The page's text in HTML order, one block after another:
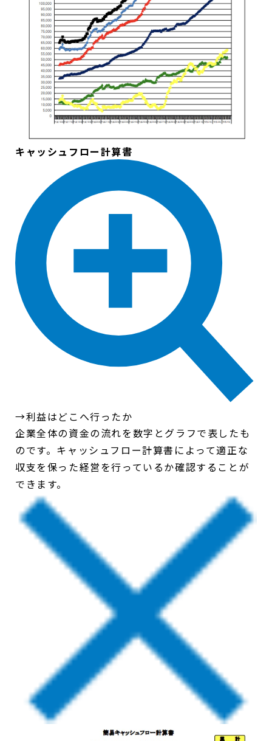
キャッシュフロー計算書
→利益はどこへ行ったか
企業全体の資金の流れを数字とグラフで表したも
のです。キャッシュフロー計算書によって適正な
収支を保った経営を行っているか確認することが
できます。